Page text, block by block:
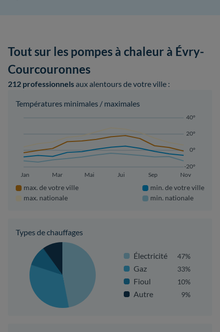
Tout sur les pompes à chaleur à Évry-
Courcouronnes
212 professionnelsaux alentours de votre ville :
Températures minimales / maximales
-20°
0°
20°
40°
Jan Mar Mai Jui Sep Nov
max. de votre ville
max. nationale
min. de votre ville
min. nationale
Types de chauffages
Électricité 47%
Gaz 33%
Fioul 10%
Autre 9%